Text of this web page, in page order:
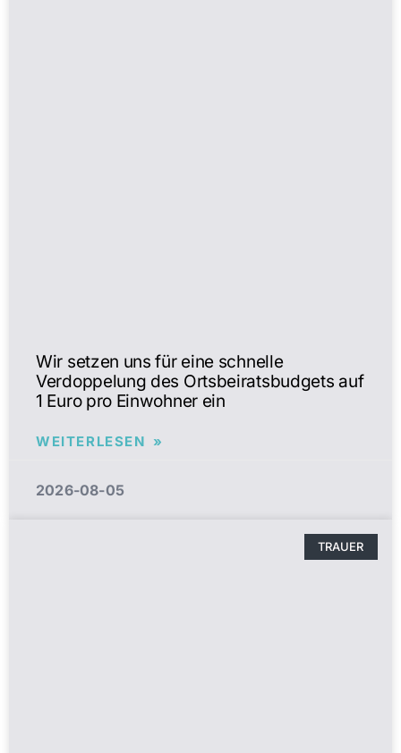
Wir setzen uns für eine schnelle
Verdoppelung des Ortsbeiratsbudgets auf
1 Euro pro Einwohner ein
WEITERLESEN »
2026-08-05
TRAUER